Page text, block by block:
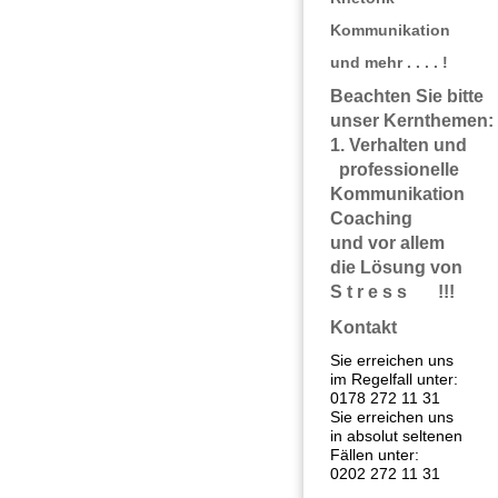
Kommunikation
und mehr . . . . !
Beachten Sie bitte
unser
1. Verhalten
und vor allem
die Lösung
S t r e s s !!!
Kontakt
Sie erreichen uns
im Regelfall unter:
0178 272 11 31
Sie erreichen uns
in absolut seltenen
Fällen unter:
0202 272 11 31